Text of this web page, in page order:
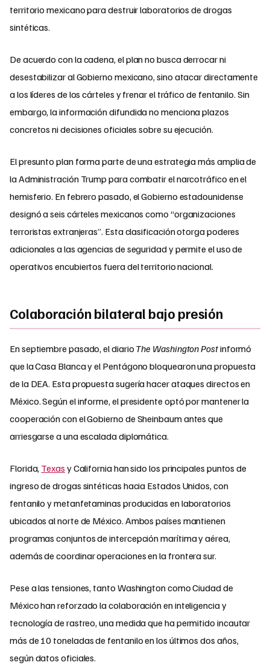
territorio mexicano para destruir laboratorios de drogas
sintéticas.
De acuerdo con la cadena, el plan no busca derrocar ni
desestabilizar al Gobierno mexicano, sino atacar directamente
a los líderes de los cárteles y frenar el tráfico de fentanilo. Sin
embargo, la información difundida no menciona plazos
concretos ni decisiones oficiales sobre su ejecución.
El presunto plan forma parte de una estrategia más amplia de
la Administración Trump para combatir el narcotráfico en el
hemisferio. En febrero pasado, el Gobierno estadounidense
designó a seis cárteles mexicanos como “organizaciones
terroristas extranjeras”. Esta clasificación otorga poderes
adicionales a las agencias de seguridad y permite el uso de
operativos encubiertos fuera del territorio nacional.
Colaboración bilateral bajo presión
En septiembre pasado, el diario The Washington Postinformó
que la Casa Blanca y el Pentágono bloquearon una propuesta
de la DEA. Esta propuesta sugería hacer ataques directos en
México. Según el informe, el presidente optó por mantener la
cooperación con el Gobierno de Sheinbaum antes que
arriesgarse a una escalada diplomática.
Florida, Texas y California han sido los principales puntos de
ingreso de drogas sintéticas hacia Estados Unidos, con
fentanilo y metanfetaminas producidas en laboratorios
ubicados al norte de México. Ambos países mantienen
programas conjuntos de intercepción marítima y aérea,
además de coordinar operaciones en la frontera sur.
Pese a las tensiones, tanto Washington como Ciudad de
México han reforzado la colaboración en inteligencia y
tecnología de rastreo, una medida que ha permitido incautar
más de 10 toneladas de fentanilo en los últimos dos años,
según datos oficiales.